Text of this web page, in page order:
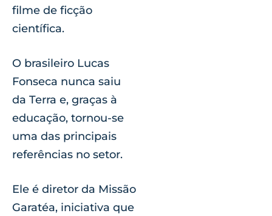
filme de ficção
científica.
O brasileiro Lucas
Fonseca nunca saiu
da Terra e, graças à
educação, tornou-se
uma das principais
referências no setor.
Ele é diretor da Missão
Garatéa, iniciativa que